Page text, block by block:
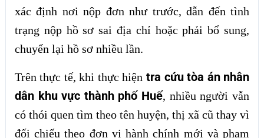
xác định nơi nộp đơn như trước, dẫn đến tình
trạng nộp hồ sơ sai địa chỉ hoặc phải bổ sung,
chuyển lại hồ sơ nhiều lần.
Trên thực tế, khi thực hiện tra cứu tòa án nhân
dân khu vực thành phố Huế, nhiều người vẫn
có thói quen tìm theo tên huyện, thị xã cũ thay vì
đối chiếu theo đơn vị hành chính mới và phạm